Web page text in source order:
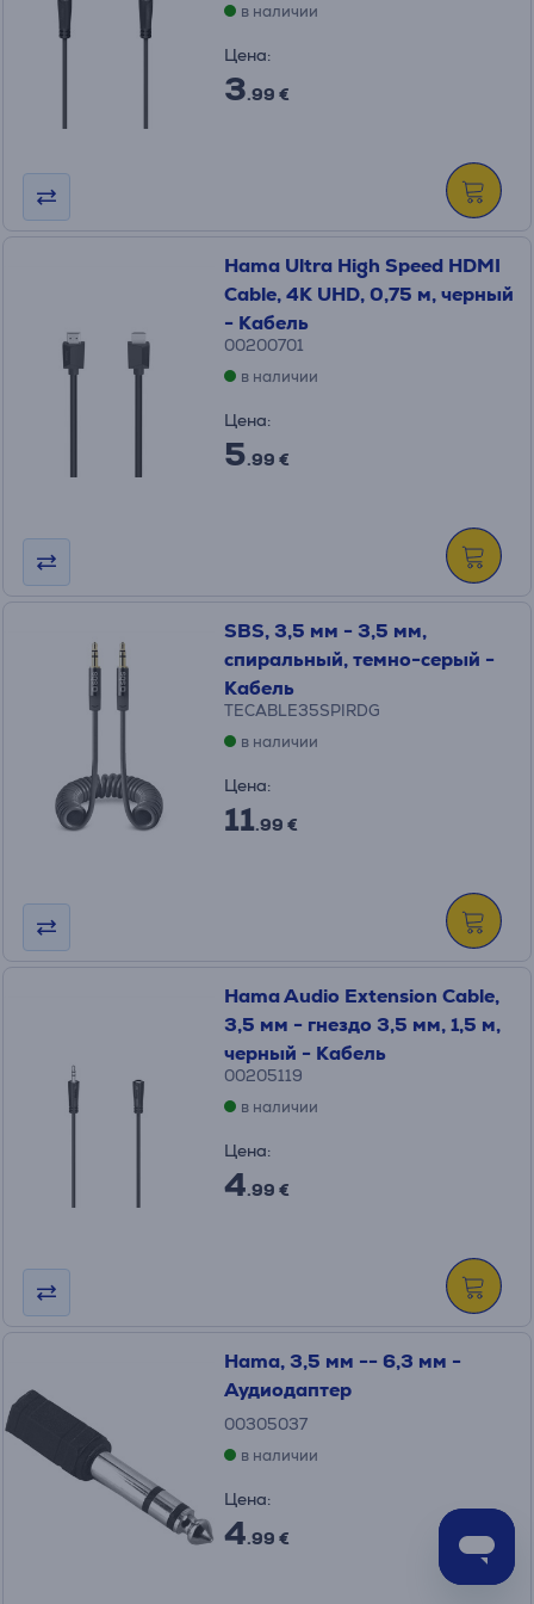
в наличии
Цена:
3.99 €
Hama Ultra High Speed HDMI
Cable, 4K UHD, 0,75 м, черный
- Кабель
00200701
в наличии
Цена:
5.99 €
SBS, 3,5 мм - 3,5 мм,
спиральный, темно-серый -
Кабель
TECABLE35SPIRDG
в наличии
Цена:
11.99 €
Hama Audio Extension Cable,
3,5 мм - гнездо 3,5 мм, 1,5 м,
черный - Кабель
00205119
в наличии
Цена:
4.99 €
Hama, 3,5 мм -- 6,3 мм -
Аудиодаптер
00305037
в наличии
Цена:
4.99 €